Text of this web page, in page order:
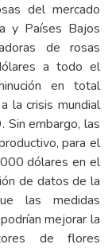
del mercado
y Países Bajos
de rosas
a todo el
en total
la crisis mundial
Sin embargo, las
para el
dólares en el
de datos de la
las medidas
mejorar la
de flores